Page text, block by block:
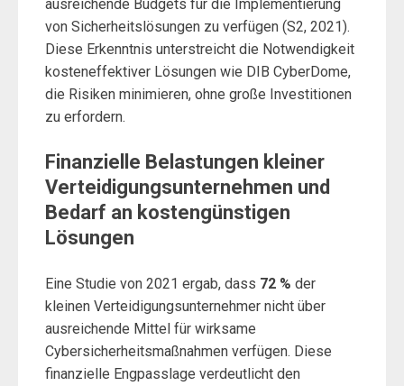
ausreichende Budgets für die Implementierung
von Sicherheitslösungen zu verfügen (S2, 2021).
Diese Erkenntnis unterstreicht die Notwendigkeit
kosteneffektiver Lösungen wie DIB CyberDome,
die Risiken minimieren, ohne große Investitionen
zu erfordern.
Finanzielle Belastungen kleiner
Verteidigungsunternehmen und
Bedarf an kostengünstigen
Lösungen
Eine Studie von 2021 ergab, dass 72 % der
kleinen Verteidigungsunternehmer nicht über
ausreichende Mittel für wirksame
Cybersicherheitsmaßnahmen verfügen. Diese
finanzielle Engpasslage verdeutlicht den